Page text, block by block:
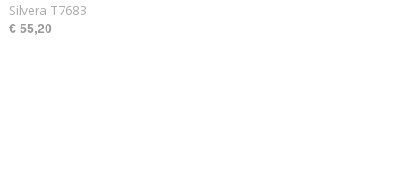
Silvera T7683
€ 55,20